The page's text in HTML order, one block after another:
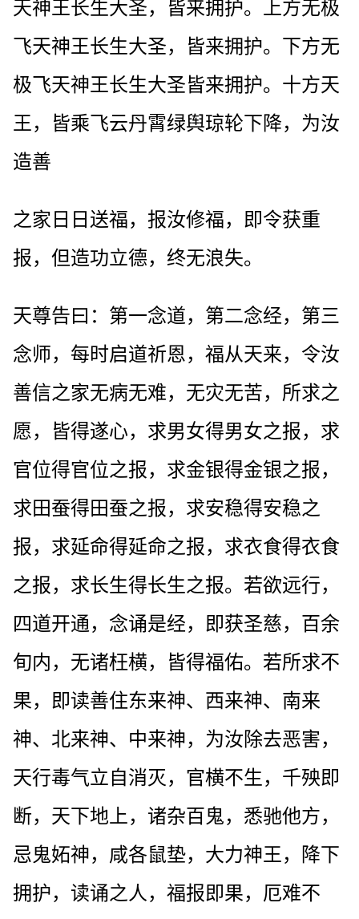
天神王长生大圣，皆来拥护。上方无极
飞天神王长生大圣，皆来拥护。下方无
极飞天神王长生大圣皆来拥护。十方天
王，皆乘飞云丹霄绿舆琼轮下降，为汝
造善
之家日日送福，报汝修福，即令获重
报，但造功立德，终无浪失。
天尊告曰：第一念道，第二念经，第三
念师，每时启道祈恩，福从天来，令汝
善信之家无病无难，无灾无苦，所求之
愿，皆得遂心，求男女得男女之报，求
官位得官位之报，求金银得金银之报，
求田蚕得田蚕之报，求安稳得安稳之
报，求延命得延命之报，求衣食得衣食
之报，求长生得长生之报。若欲远行，
四道开通，念诵是经，即获圣慈，百余
旬内，无诸枉横，皆得福佑。若所求不
果，即读善住东来神、西来神、南来
神、北来神、中来神，为汝除去恶害，
天行毒气立自消灭，官横不生，千殃即
断，天下地上，诸杂百鬼，悉驰他方，
忌鬼妬神，咸各鼠垫，大力神王，降下
拥护，读诵之人，福报即果，厄难不